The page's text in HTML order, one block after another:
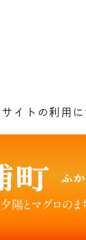
サイトの利用